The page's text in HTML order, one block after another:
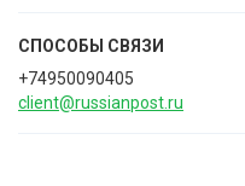
СПОСОБЫ CВЯЗИ
+74950090405
client@russianpost.ru